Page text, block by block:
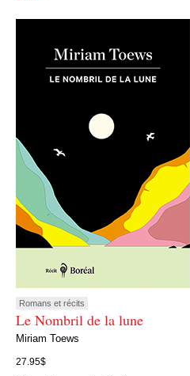
Romans et récits
Le Nombril de la lune
Miriam Toews
27.95$